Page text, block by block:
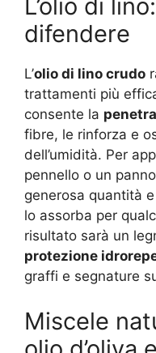
L’olio di
difendere
L’olio di lino crudo
trattamenti più
consente la
fibre, le rinforza e
dell’umidità. Per
pennello o un
generosa quantità
lo assorba per
risultato sarà un
protezione
graffi e segnature
Miscele